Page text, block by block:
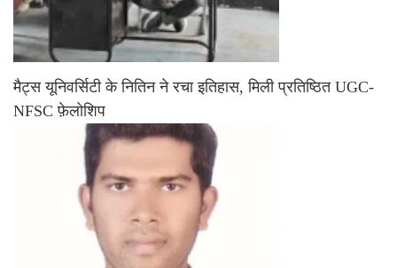
मैट्स यूनिवर्सिटी के नितिन ने रचा इतिहास, मिली प्रतिष्ठित UGC-
NFSC फ़ेलोशिप